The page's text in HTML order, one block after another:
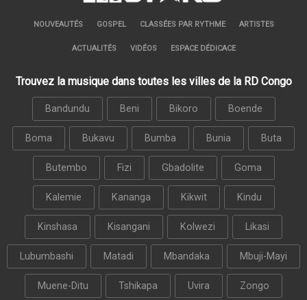
NOUVEAUTÉS GOSPEL CLASSÉES PAR RYTHME ARTISTES
ACTUALITÉS VIDÉOS ESPACE DÉDICACE
Trouvez la musique dans toutes les villes de la RD Congo
Bandundu Beni Bikoro Boende
Boma Bukavu Bumba Bunia Buta
Butembo Fizi Gbadolite Goma
Kalemie Kananga Kikwit Kindu
Kinshasa Kisangani Kolwezi Likasi
Lubumbashi Matadi Mbandaka Mbuji-Mayi
Muene-Ditu Tshikapa Uvira Zongo